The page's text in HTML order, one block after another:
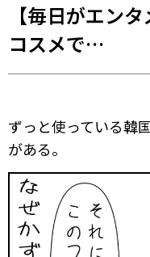
【毎日がエン
コスメで…
ずっと使っている韓
がある。